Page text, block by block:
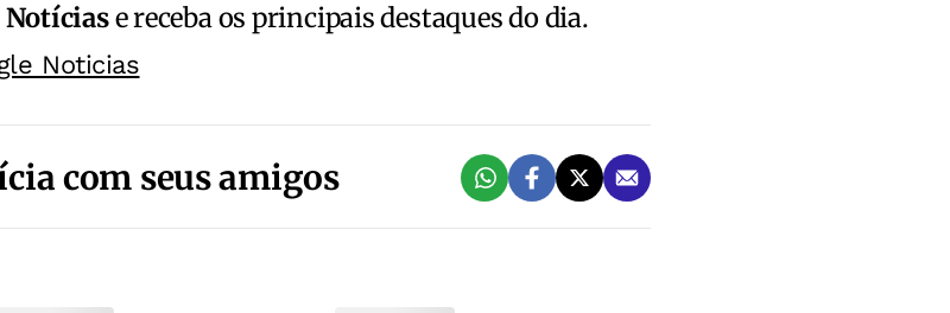
Notíciase receba os principais destaques do dia.
Noticias
com seus amigos